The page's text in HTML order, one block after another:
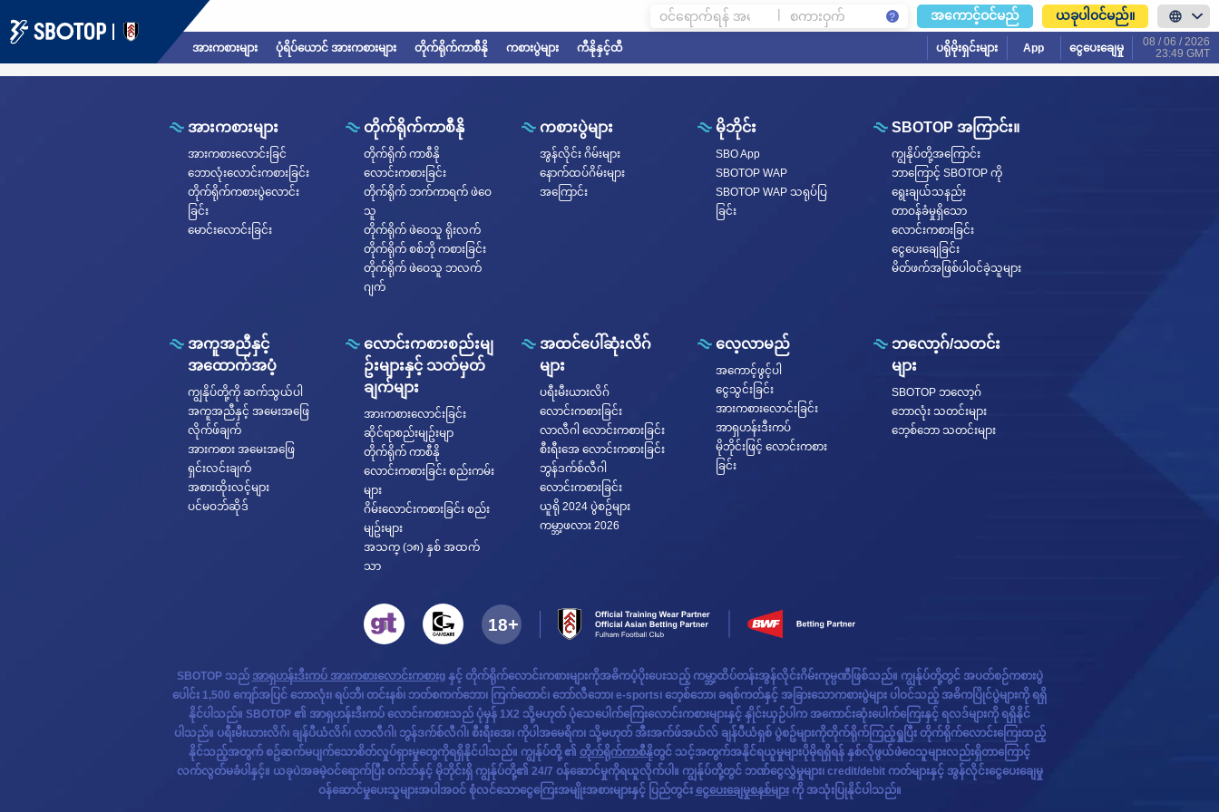
| အကောင့်ဝင်မည် ယခုပါ၀င်မည်။
အားကစားများ ပုံရိပ်ယောင် အားကစားများ တိုက်ရိုက်ကာစီနို ကစားပွဲများ ကီနိုနှင့်ထီ ပရိုမိုးရှင်းများ App ငွေပေးချေမှု
08 / 06 / 2026
23:49 GMT
Error
It looks like something broke.
အားကစားများ
အားကစားလောင်းခြင်
ဘောလုံးလောင်းကစားခြင်း
တိုက်ရိုက်ကစားပွဲလောင်း
ခြင်း
မောင်းလောင်းခြင်း
တိုက်ရိုက်ကာစီနို
တိုက်ရိုက် ကာစီနို
လောင်းကစားခြင်း
တိုက်ရိုက် ဘက်ကာရက် ဖဲဝေ
သူ
တိုက်ရိုက် ဖဲဝေသူ ရိုးလက်
တိုက်ရိုက် စစ်ဘို ကစားခြင်း
တိုက်ရိုက် ဖဲဝေသူ ဘလက်
ဂျက်
ကစားပွဲများ
အွန်လိုင်း ဂိမ်းများ
နောက်ထပ်ဂိမ်းများ
အကြောင်း
မိုဘိုင်း
SBO App
SBOTOP WAP
SBOTOP WAP သရုပ်ပြ
ခြင်း
SBOTOP အကြာင်း။
ကျွနိုပ်တို့အကြောင်း
ဘာကြောင့် SBOTOP ကို
ရွေးချယ်သနည်း
တာဝန်ခံမှုရှိသော
လောင်းကစားခြင်း
ငွေပေးချေခြင်း
မိတ်ဖက်အဖြစ်ပါဝင်ခဲ့သူများ
အကူအညီနှင့်
အထောက်အပံ့
ကျွနိုပ်တို့ကို ဆက်သွယ်ပါ
အကူအညီနှင့် အမေးအဖြေ
လိုက်ဖ်ချက်
အားကစား အမေးအဖြေ
ရှင်းလင်းချက်
အစားထိုးလင့်များ
ပင်မဝဘ်ဆိုဒ်
လောင်းကစားစည်းမျ
ဥ်းများနှင့် သတ်မှတ်
ချက်များ
အားကစားလောင်းခြင်း
ဆိုင်ရာစည်းမျဥ်းမျာ
တိုက်ရိုက် ကာစီနို
လောင်းကစားခြင်း စည်းကမ်း
များ
ဂိမ်းလောင်းကစားခြင်း စည်း
မျဥ်းများ
အသက္ (၁၈) နှစ် အထက်
သာ
အထင်ပေါ်ဆုံးလိဂ်
များ
ပရီးမီးယားလိဂ်
လောင်းကစားခြင်း
လာလီဂါ လောင်းကစားခြင်း
စီးရီး‌အေ လောင်းကစားခြင်း
ဘွန်ဒက်စ်လီဂါ
လောင်းကစားခြင်း
ယူရို 2024 ပွဲစဥ်များ
ကမ္ဘာ့ဖလား 2026
လေ့လာမည်
အကောင့်ဖွင့်ပါ
ငွေသွင်းခြင်း
အားကစားလောင်းခြင်း
အာရှဟန်းဒီးကပ်
မိုဘိုင်းဖြင့် လောင်းကစား
ခြင်း
ဘလော့ဂ်/သတင်း
များ
SBOTOP ဘလော့ဂ်
ဘောလုံး သတင်းများ
ဘေ့စ်ဘော သတင်းများ
SBOTOP သည် အာရှဟန်းဒီးကပ် အားကစားလောင်းကစားgနှင့် တိုက်ရိုက်လောင်းကစားများကိုအဓိကပံ့ပိုးပေးသည့် ကမ္ဘာ့ထိပ်တန်းအွန်လိုင်းဂိမ်းကုမ္ပဏီဖြစ်သည်။ ကျွန်ုပ်တို့တွင် အပတ်စဉ်ကစားပွဲ
ပေါင်း 1,500 ကျော်အပြင် ဘောလုံး၊ ရပ်ဘီ၊ တင်းနစ်၊ ဘတ်စကက်ဘော၊ ကြက်တောင်၊ ဘော်လီဘော၊ e-sports၊ ဘေ့စ်ဘော၊ ခရစ်ကတ်နှင့် အခြားသောကစားပွဲများ ပါဝင်သည့် အဓိကပြိုင်ပွဲများကို ရရှိ
နိုင်ပါသည်။ SBOTOP ၏ အာရှဟန်းဒီးကပ် လောင်းကစားသည် ပုံမှန် 1X2 သို့မဟုတ် ပုံသေပေါက်ကြေးလောင်းကစားများနှင့် နှိုင်းယှဉ်ပါက အကောင်းဆုံးပေါက်ကြေးနှင့် ရလဒ်များကို ရရှိနိုင်
ပါသည်။ ပရီးမီးယားလိဂ်၊ ချန်ပီယံလိဂ်၊ လာလီဂါ၊ ဘွန်ဒက်စ်လီဂါ၊ စီးရီးအေ၊ ကိုပါအမေရိက၊ သို့မဟုတ် အီးအက်ဖ်အယ်လ် ချန်ပီယံရှစ် ပွဲစဥ်များကိုတိုက်ရိုက်ကြည့်ရှုပြီး တိုက်ရိုက်လောင်းကြေးထည့်
နိုင်သည့်အတွက် စဥ်ဆက်မပျက်သောစိတ်လှုပ်ရှားမှုတွေကိုရရှိနိုင်ပါသည်။ ကျွန်ုပ်တို့ ၏ တိုက်ရိုက်ကာစီနိုတွင် သင့်အတွက်အနိုင်ရယူမှုများပိုမိုရရှိရန် နှစ်လိုဖွယ်ဖဲဝေသူများလည်းရှိတာကြောင့်
လက်လွတ်မခံပါနှင့်။ ယခုပဲအခမဲ့ဝင်ရောက်ပြီး ဝက်ဘ်နှင့် မိုဘိုင်းရှိ ကျွန်ုပ်တို့၏ 24/7 ဝန်‌ဆောင်မှုကိုရယူလိုက်ပါ။ ကျွန်ုပ်တို့တွင် ဘဏ်ငွေလွှဲမှုများ၊ credit/debit ကတ်များနှင့် အွန်လိုင်းငွေပေးချေမှု
ဝန်ဆောင်မှုပေးသူများအပါအဝင် စုံလင်သောငွေကြေးအမျိုးအစားများနှင့် ပြည်တွင်း ငွေပေးချေမှုစနစ်များကို အသုံးပြုနိုင်ပါသည်။